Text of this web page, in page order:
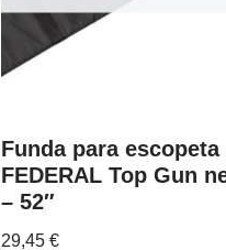
Funda para escopeta
FEDERAL Top Gun
– 52″
29,45 €